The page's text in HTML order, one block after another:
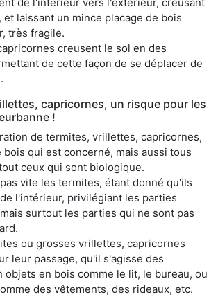
de l'intérieur vers l'extérieur, creusant
et laissant un mince placage de bois
très fragile.
creusent le sol en des
de cette façon de se déplacer de
capricornes, un risque pour les
!
de termites, vrillettes, capricornes,
bois qui est concerné, mais aussi tous
ceux qui sont biologique.
vite les termites, étant donné qu'ils
l'intérieur, privilégiant les parties
surtout les parties qui ne sont pas
ou grosses vrillettes, capricornes
leur passage, qu'il s'agisse des
objets en bois comme le lit, le bureau, ou
des vêtements, des rideaux, etc.